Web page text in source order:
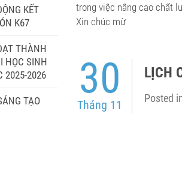
KẾT
K67
THÀNH
HỌC SINH
2025-2026
TẠO
trong việc nâng cao chất
Xin chúc mừ
30
Tháng 11
LỊCH
Posted